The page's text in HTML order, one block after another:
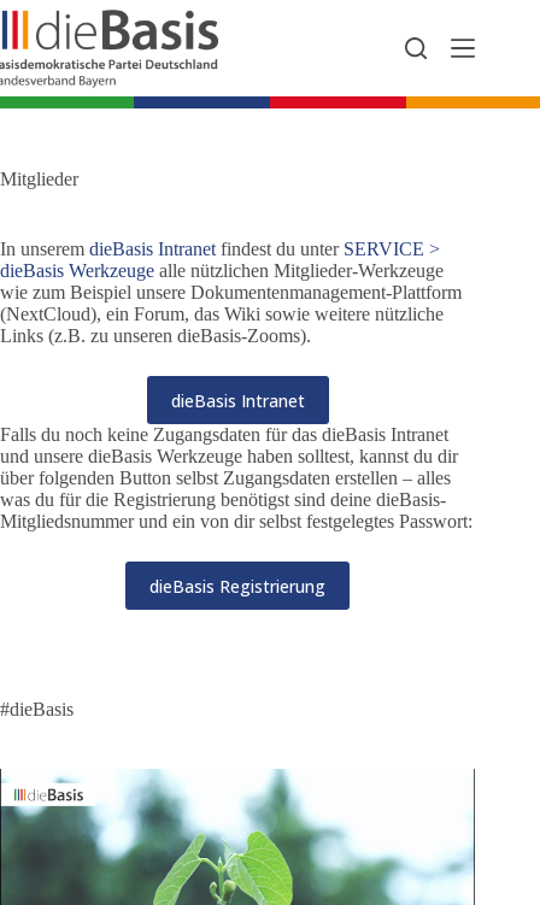
Zum
Inhalt
springen
Mitglieder
In unserem dieBasis Intranet findest du unter SERVICE >
dieBasis Werkzeuge alle nützlichen Mitglieder-Werkzeuge
wie zum Beispiel unsere Dokumentenmanagement-Plattform
(NextCloud), ein Forum, das Wiki sowie weitere nützliche
Links (z.B. zu unseren dieBasis-Zooms).
dieBasis Intranet
Falls du noch keine Zugangsdaten für das dieBasis Intranet
und unsere dieBasis Werkzeuge haben solltest, kannst du dir
über folgenden Button selbst Zugangsdaten erstellen – alles
was du für die Registrierung benötigst sind deine dieBasis-
Mitgliedsnummer und ein von dir selbst festgelegtes Passwort:
dieBasis Registrierung
#dieBasis